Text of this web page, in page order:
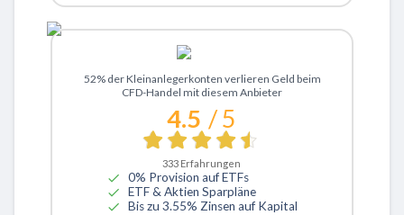
Zu eToro
52% der Kleinanlegerkonten verlieren Geld beim
CFD-Handel mit diesem Anbieter
4.5 / 5
333 Erfahrungen
0% Provision auf ETFs
ETF & Aktien Sparpläne
Bis zu 3.55% Zinsen auf Kapital